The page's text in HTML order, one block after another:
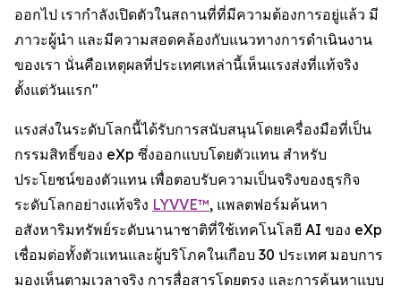
ออกไป เรากำลังเปิดตัวในสถานที่ที่มีความต้องการอยู่แล้ว มี
ภาวะผู้นำ และมีความสอดคล้องกับแนวทางการดำเนินงาน
ของเรา นั่นคือเหตุผลที่ประเทศเหล่านี้เห็นแรงส่งที่แท้จริง
ตั้งแต่วันแรก"
แรงส่งในระดับโลกนี้ได้รับการสนับสนุนโดยเครื่องมือที่เป็น
กรรมสิทธิ์ของ eXp ซึ่งออกแบบโดยตัวแทน สำหรับ
ประโยชน์ของตัวแทน เพื่อตอบรับความเป็นจริงของธุรกิจ
ระดับโลกอย่างแท้จริง LYVVE™, แพลตฟอร์มค้นหา
อสังหาริมทรัพย์ระดับนานาชาติที่ใช้เทคโนโลยี AI ของ eXp
เชื่อมต่อทั้งตัวแทนและผู้บริโภคในเกือบ 30 ประเทศ มอบการ
มองเห็นตามเวลาจริง การสื่อสารโดยตรง และการค้นหาแบบ